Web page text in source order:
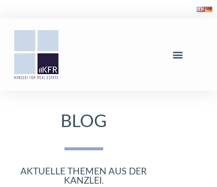
BLOG
AKTUELLE THEMEN AUS DER
KANZLEI.